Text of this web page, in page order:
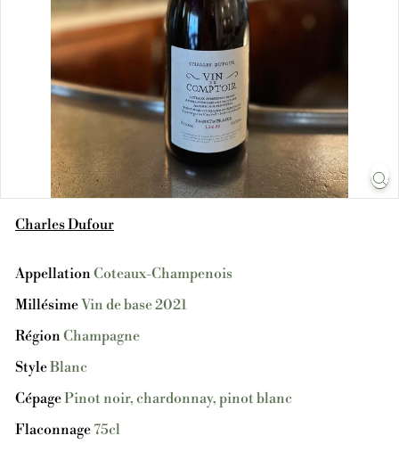
Charles Dufour
AppellationCoteaux-Champenois
MillésimeVin de base 2021
RégionChampagne
StyleBlanc
CépagePinot noir, chardonnay, pinot blanc
Flaconnage75cl